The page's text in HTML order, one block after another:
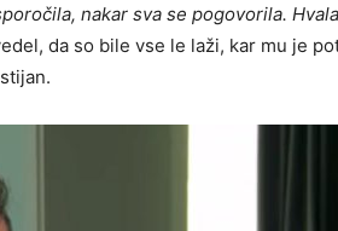
nakar sva se pogovorila.
da so bile vse le laži, kar mu je